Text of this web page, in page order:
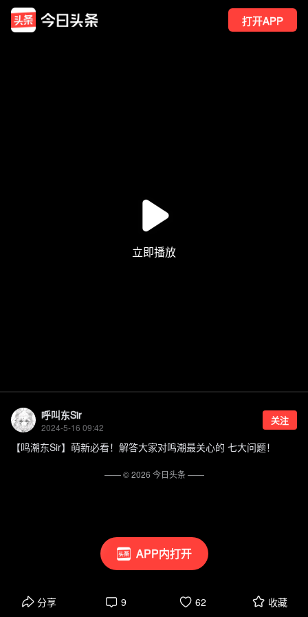
打开APP
APP内打开
呼叫东Sir
2024-5-16 09:42
关注
【鸣潮东Sir】萌新必看！解答大家对鸣潮最关心的 七大问题！
分享 9 62 收藏
—— ©2026 今日头条——